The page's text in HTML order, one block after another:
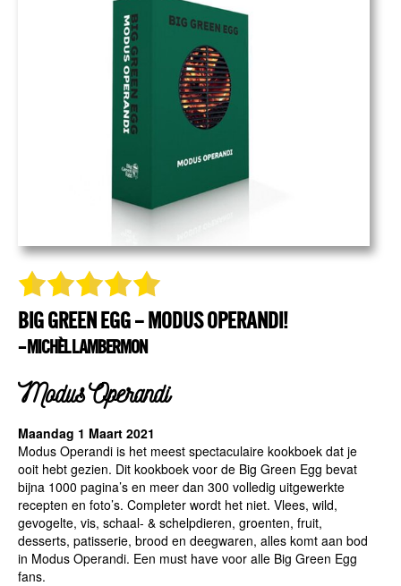
BIG GREEN EGG – MODUS OPERANDI!
– MICHÈL LAMBERMON
Modus Operandi
Maandag 1 Maart 2021
Modus Operandi is het meest spectaculaire kookboek dat je
ooit hebt gezien. Dit kookboek voor de Big Green Egg bevat
bijna 1000 pagina’s en meer dan 300 volledig uitgewerkte
recepten en foto’s. Completer wordt het niet. Vlees, wild,
gevogelte, vis, schaal- & schelpdieren, groenten, fruit,
desserts, patisserie, brood en deegwaren, alles komt aan bod
in Modus Operandi. Een must have voor alle Big Green Egg
fans.